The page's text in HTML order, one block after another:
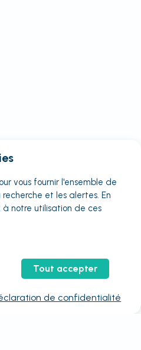
vous fournir l'ensemble de
et les alertes. En
notre utilisation de ces
Tout accepter
de confidentialité